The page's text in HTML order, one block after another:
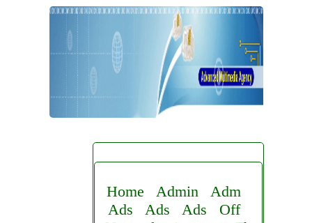
Home Admin
Adm
Ads
Ads Ads
Off